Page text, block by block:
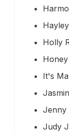
Holly
It's
Jenny
Judy